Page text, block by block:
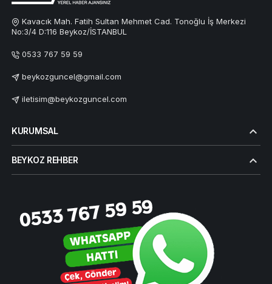
Kavacık Mah. Fatih Sultan Mehmet Cad. Tonoğlu İş Merkezi
No:3/4 D:116 Beykoz/İSTANBUL
0533 767 59 59
beykozguncel@gmail.com
iletisim@beykozguncel.com
KURUMSAL
BEYKOZ REHBER